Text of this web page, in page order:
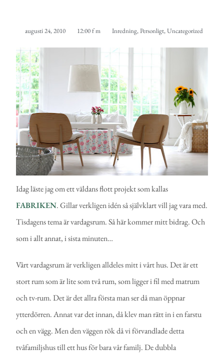
augusti 24, 2010 12:00 f m Inredning,Personligt,Uncategorized
Idag läste jag om ett väldans flott projekt som kallas
FABRIKEN. Gillar verkligen idén så självklart vill jag vara med.
Tisdagens tema är vardagsrum. Så här kommer mitt bidrag. Och
som i allt annat, i sista minuten…
Vårt vardagsrum är verkligen alldeles mitt i vårt hus. Det är ett
stort rum som är lite som två rum, som ligger i fil med matrum
och tv-rum. Det är det allra första man ser då man öppnar
ytterdörren. Annat var det innan, då klev man rätt in i en farstu
och en vägg. Men den väggen rök då vi förvandlade detta
tvåfamiljshus till ett hus för bara vår familj. De dubbla